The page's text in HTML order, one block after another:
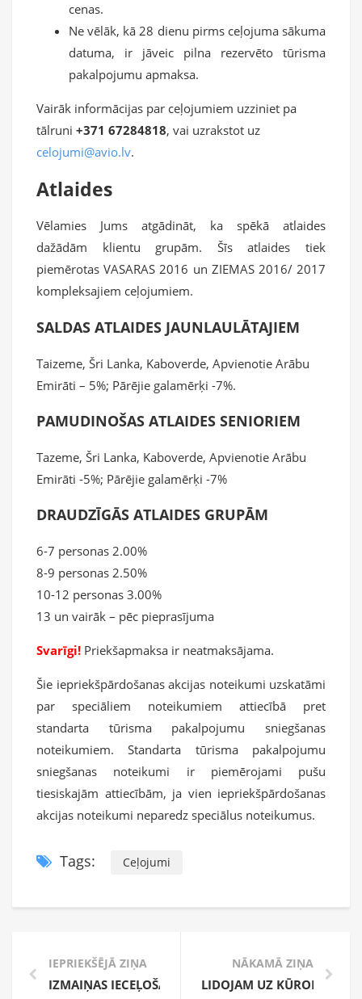
cenas.
Ne vēlāk, kā 28 dienu pirms ceļojuma sākuma
datuma, ir jāveic pilna rezervēto tūrisma
pakalpojumu apmaksa.
Vairāk informācijas par ceļojumiem uzziniet pa
tālruni +371 67284818, vai uzrakstot uz
celojumi@avio.lv.
Atlaides
Vēlamies Jums atgādināt, ka spēkā atlaides
dažādām klientu grupām. Šīs atlaides tiek
piemērotas VASARAS 2016 un ZIEMAS 2016/ 2017
kompleksajiem ceļojumiem.
SALDAS ATLAIDES JAUNLAULĀTAJIEM
Taizeme, Šri Lanka, Kaboverde, Apvienotie Arābu
Emirāti – 5%; Pārējie galamērķi -7%.
PAMUDINOŠAS ATLAIDES SENIORIEM
Tazeme, Šri Lanka, Kaboverde, Apvienotie Arābu
Emirāti -5%; Pārējie galamērķi -7%
DRAUDZĪGĀS ATLAIDES GRUPĀM
6-7 personas 2.00%
8-9 personas 2.50%
10-12 personas 3.00%
13 un vairāk – pēc pieprasījuma
Svarīgi! Priekšapmaksa ir neatmaksājama.
Šie iepriekšpārdošanas akcijas noteikumi uzskatāmi
par speciāliem noteikumiem attiecībā pret
standarta tūrisma pakalpojumu sniegšanas
noteikumiem. Standarta tūrisma pakalpojumu
sniegšanas noteikumi ir piemērojami pušu
tiesiskajām attiecībām, ja vien iepriekšpārdošanas
akcijas noteikumi neparedz speciālus noteikumus.
Tags: Ceļojumi
IEPRIEKŠĒJĀ ZIŅA
IZMAIŅAS IECEĻOŠANAS NOTEIKUMOS KRIEVIJĀ
NĀKAMĀ ZIŅA
LIDOJAM UZ KŪRORTIEM!